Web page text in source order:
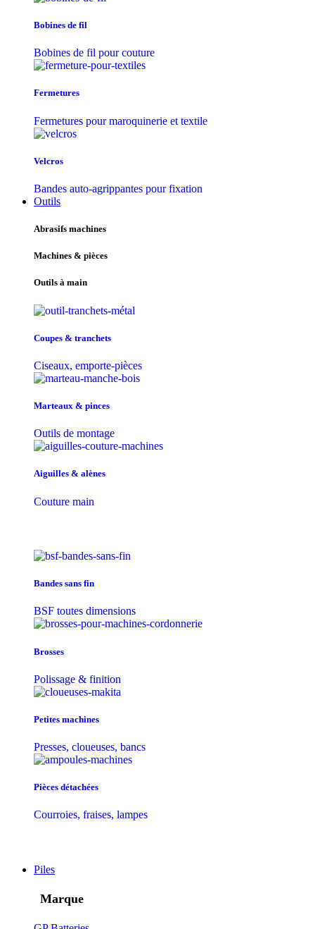
Bobines de fil
Bobines de fil pour couture
Fermetures
Fermetures pour maroquinerie et textile
Velcros
Bandes auto-agrippantes pour fixation
Outils
Abrasifs machines
Machines & pièces
Outils à main
Coupes & tranchets
Ciseaux, emporte-pièces
Marteaux & pinces
Outils de montage
Aiguilles & alènes
Couture main
Bandes sans fin
BSF toutes dimensions
Brosses
Polissage & finition
Petites machines
Presses, cloueuses, bancs
Pièces détachées
Courroies, fraises, lampes
Piles
Marque